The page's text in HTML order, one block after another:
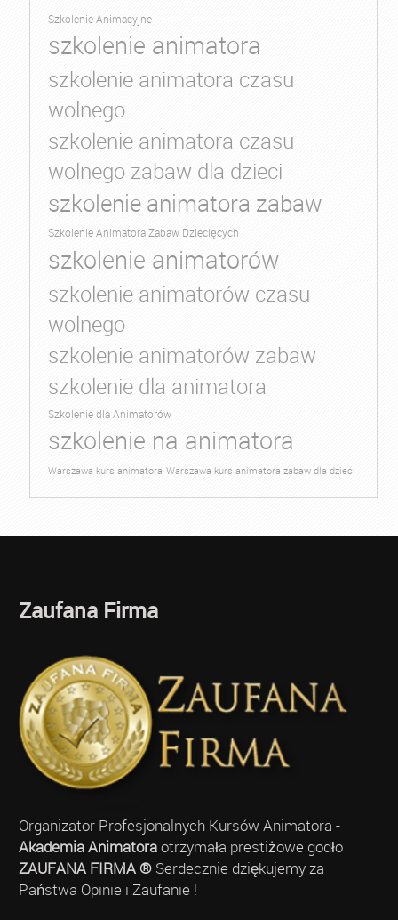
Szkolenie Animacyjne
szkolenie animatora
szkolenie animatora czasu
wolnego
szkolenie animatora czasu
wolnego zabaw dla dzieci
szkolenie animatora zabaw
Szkolenie Animatora Zabaw Dziecięcych
szkolenie animatorów
szkolenie animatorów czasu
wolnego
szkolenie animatorów zabaw
szkolenie dla animatora
Szkolenie dla Animatorów
szkolenie na animatora
Warszawa kurs animatora Warszawa kurs animatora zabaw dla dzieci
Zaufana Firma
Organizator Profesjonalnych Kursów Animatora -
Akademia Animatoraotrzymała prestiżowe godło
ZAUFANA FIRMA ®Serdecznie dziękujemy za
Państwa Opinie i Zaufanie !